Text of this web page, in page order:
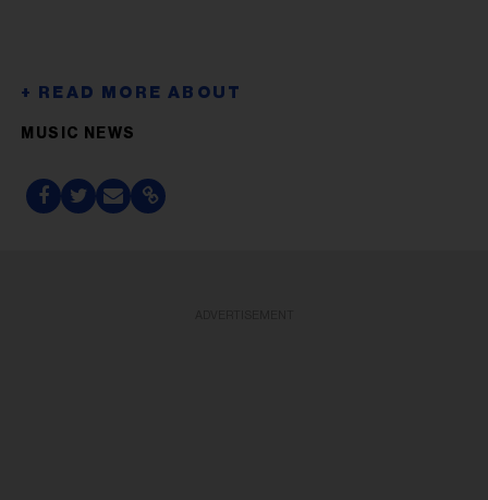
MUSIC NEWS